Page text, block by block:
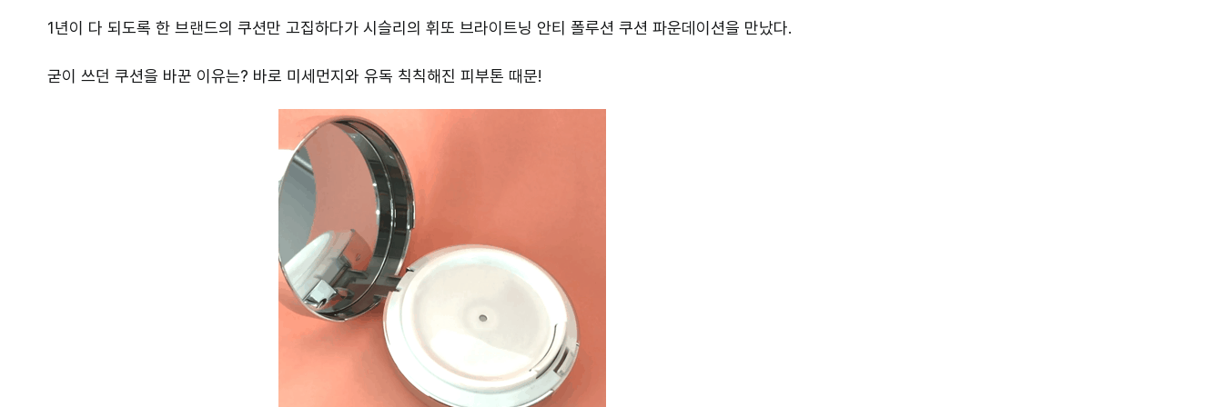
1년이 다 되도록 한 브랜드의 쿠션만 고집하다가 시슬리의 휘또 브라이트닝 안티 폴루션 쿠션 파운데이션을 만났다.
굳이 쓰던 쿠션을 바꾼 이유는? 바로 미세먼지와 유독 칙칙해진 피부톤 때문!